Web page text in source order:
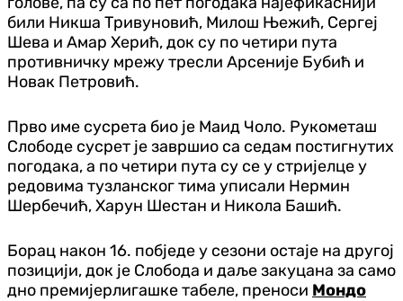
били Никша Тривуновић, Милош Њежић, Сергеј
Шева и Амар Херић, док су по четири пута
противничку мрежу тресли Арсеније Бубић и
Новак Петровић.
Прво име сусрета био је Маид Чоло. Рукометаш
Слободе сусрет је завршио са седам постигнутих
погодака, а по четири пута су се у стријелце у
редовима тузланског тима уписали Нермин
Шербечић, Харун Шестан и Никола Башић.
Борац након 16. побједе у сезони остаје на другој
позицији, док је Слобода и даље закуцана за само
дно премијерлигашке табеле, преноси Мондо